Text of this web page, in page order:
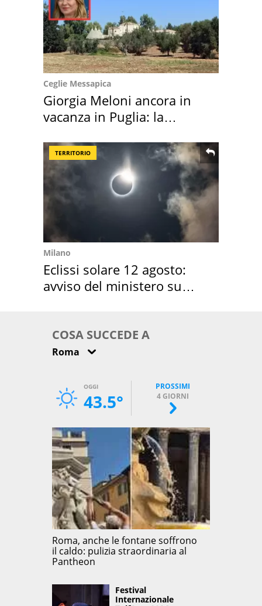
Ceglie Messapica
Giorgia Meloni ancora in
vacanza in Puglia: la
TERRITORIO
Milano
Eclissi solare 12 agosto:
avviso del ministero su